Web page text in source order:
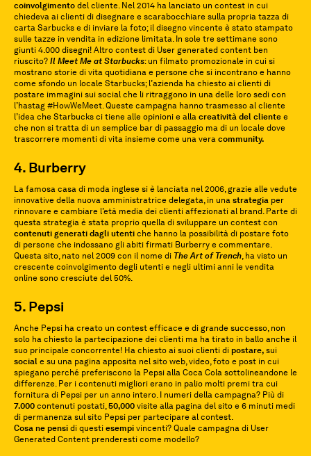
coinvolgimento del cliente. Nel 2014 ha lanciato un contest in cui
chiedeva ai clienti di disegnare e scarabocchiare sulla propria tazza di
carta Sarbucks e di inviare la foto; il disegno vincente è stato stampato
sulle tazze in vendita in edizione limitata. In sole tre settimane sono
giunti 4.000 disegni! Altro contest di User generated content ben
riuscito? Il Meet Me at Starbucks: un filmato promozionale in cui si
mostrano storie di vita quotidiana e persone che si incontrano e hanno
come sfondo un locale Starbucks; l’azienda ha chiesto ai clienti di
postare immagini sui social che li ritraggono in una delle loro sedi con
l’hastag #HowWeMeet. Queste campagna hanno trasmesso al cliente
l’idea che Starbucks ci tiene alle opinioni e alla creatività del cliente e
che non si tratta di un semplice bar di passaggio ma di un locale dove
trascorrere momenti di vita insieme come una vera community.
4. Burberry
La famosa casa di moda inglese si è lanciata nel 2006, grazie alle vedute
innovative della nuova amministratrice delegata, in una strategia per
rinnovare e cambiare l’età media dei clienti affezionati al brand. Parte di
questa strategia è stata proprio quella di sviluppare un contest con
contenuti generati dagli utenti che hanno la possibilità di postare foto
di persone che indossano gli abiti firmati Burberry e commentare.
Questa sito, nato nel 2009 con il nome di The Art of Trench, ha visto un
crescente coinvolgimento degli utenti e negli ultimi anni le vendita
online sono cresciute del 50%.
5. Pepsi
Anche Pepsi ha creato un contest efficace e di grande successo, non
solo ha chiesto la partecipazione dei clienti ma ha tirato in ballo anche il
suo principale concorrente! Ha chiesto ai suoi clienti di postare, sui
social e su una pagina apposita nel sito web, video, foto e post in cui
spiegano perché preferiscono la Pepsi alla Coca Cola sottolineandone le
differenze. Per i contenuti migliori erano in palio molti premi tra cui
fornitura di Pepsi per un anno intero. I numeri della campagna? Più di
7.000 contenuti postati,50,000 visite alla pagina del sito e 6 minuti medi
di permanenza sul sito Pepsi per partecipare al contest.
Cosa ne pensi di questi esempi vincenti? Quale campagna di User
Generated Content prenderesti come modello?